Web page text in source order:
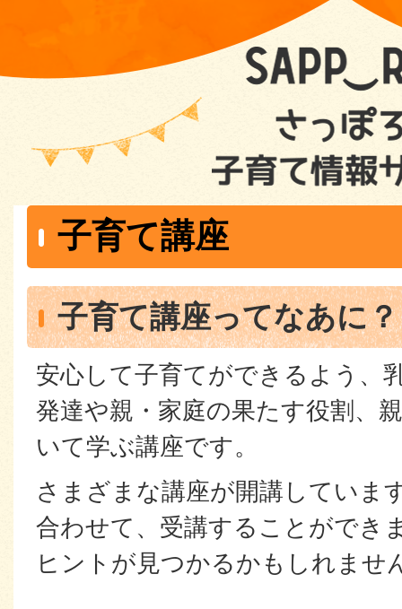
子育て講座
子育て講座ってなあに？
安心して子育てができるよう、
発達や親・家庭の果たす役割、
いて学ぶ講座です。
さまざまな講座が開講していま
合わせて、受講することができ
ヒントが見つかるかもしれませ